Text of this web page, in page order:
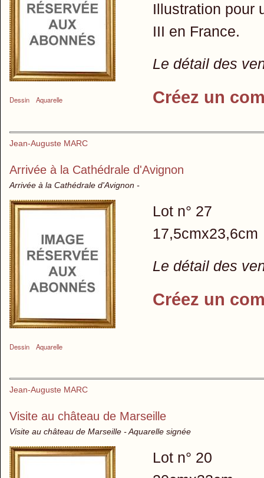
Dessin Aquarelle
Illustration pour
III en France.
Le détail des
Créez un
Jean-Auguste MARC
Arrivée à la Cathédrale d'Avignon
Arrivée à la Cathédrale d'Avignon -
Dessin Aquarelle
Lot n° 27
17,5cmx23,6cm
Le détail des
Créez un
Jean-Auguste MARC
Visite au château de Marseille
Visite au château de Marseille - Aquarelle signée
Lot n° 20